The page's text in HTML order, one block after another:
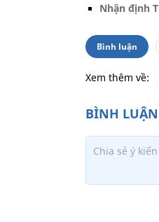
Nhận định
Bình luận
Xem thêm về: